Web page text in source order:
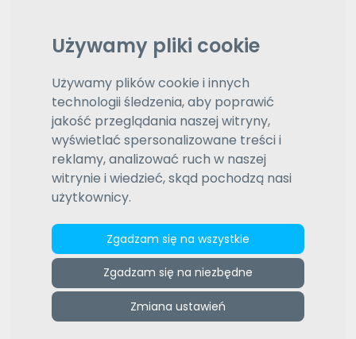
Używamy pliki cookie
Używamy plików cookie i innych
technologii śledzenia, aby poprawić
jakość przeglądania naszej witryny,
wyświetlać spersonalizowane treści i
reklamy, analizować ruch w naszej
witrynie i wiedzieć, skąd pochodzą nasi
użytkownicy.
Zgadzam się na wszystkie
Zgadzam się na niezbędne
Zmiana ustawień
Wybierz typ sortowania
Pozostałe oferty (703)
3 4
Grzegorz W. - Tłumaczenia Online
Tłumaczenia wobie strony.Oferuję tłumaczenia
artykułów,instrukcji, stron internetowych, broszur
informacyjnych, dokumentów, korespondencji itp.
Dodatkowo staram...więcej »